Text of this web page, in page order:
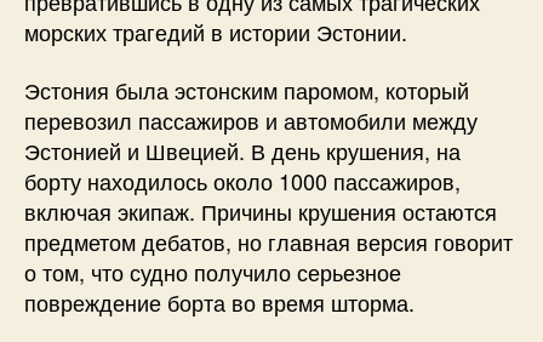
морских трагедий в истории Эстонии.
Эстония была эстонским паромом, который
перевозил пассажиров и автомобили между
Эстонией и Швецией. В день крушения, на
борту находилось около 1000 пассажиров,
включая экипаж. Причины крушения остаются
предметом дебатов, но главная версия говорит
о том, что судно получило серьезное
повреждение борта во время шторма.